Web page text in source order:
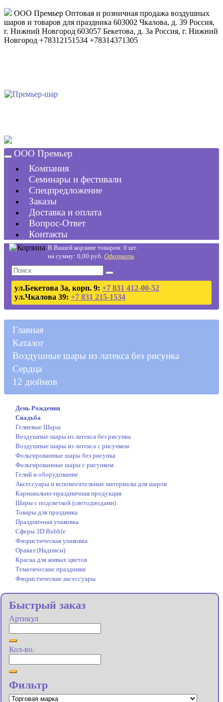
ООО Премьер Оптовая и розничная продажа воздушных
шаров и товаров для праздника 603002 Чкалова, д. 39 Россия,
г. Нижний Новгород 603057 Бекетова, д. 3а Россия, г. Нижний
Новгород +78312151534 +78314371305
ООО Премьер
Компания
Семинары и фестивали
Спецпредложение
Заказы
Доставка и оплата
Вопрос-Ответ
Контакты
В Вашей корзине товаров: 0 шт.
на сумму: 0,00 руб. Оформить
ул.Бекетова 3а, корп. 9: +7 831 412-00-52
ул.Чкалова 39: +7 831 215-1534
Главная
Каталог
Воздушные шары из латекса без рисунка
Сердца
12 дюймов
День Рождения
Свадьба
Гелиевые Шары
Воздушные шары из латекса без рисунка
Воздушные шары из латекса с рисунком
Фольгированные шары без рисунка
Фольгированные шары с рисунком
Гелий и оборудование
Аксессуары и вспомогательные материалы для шаров
Карнавально-праздничная продукция
Шары с подсветкой (светодиодами)
Товары для праздника
Праздничная упаковка
Сферы 3D Bubble
Флористическая упаковка
Оракал (Надписи)
Краска для живых цветов
Тематические праздники
Флористические аксессуары
Быстрый заказ
Артикул
Кол-во.
Фильтр